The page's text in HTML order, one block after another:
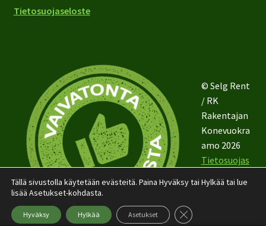
Tietosuojaseloste
© Selg Rent
/ RK
Rakentajan
Konevuokra
amo 2026
Tietosuojas
Tällä sivustolla käytetään evästeitä. Paina Hyväksy tai Hylkää tai lue
lisää Asetukset-kohdasta.
Hyväksy Hylkää Asetukset Sulje evästebanneri